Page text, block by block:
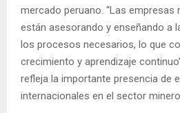
mercado peruano. “Las
están asesorando y enseñando a
los procesos necesarios, lo que
crecimiento y aprendizaje
refleja la importante presencia de
internacionales en el sector